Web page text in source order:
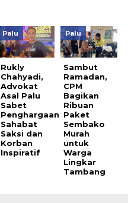
Palu
Rukly
Chahyadi,
Advokat
Asal Palu
Sabet
Penghargaan
Sahabat
Saksi dan
Korban
Inspiratif
Palu
Sambut
Ramadan,
CPM
Bagikan
Ribuan
Paket
Sembako
Murah
untuk
Warga
Lingkar
Tambang